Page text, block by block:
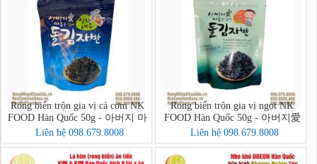
Rong biển trộn gia vị cá cơm NK
FOOD Hàn Quốc 50g - 아버지 마
음을 담아 멸치새우 돌김자반볶음
Liên hệ 098.679.8008
Rong biển trộn gia vị ngọt NK
FOOD Hàn Quốc 50g - 아버지愛
마음을 담아 돌김자반볶음
Liên hệ 098.679.8008